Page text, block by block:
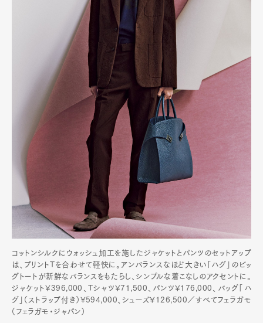
コットンシルクにウォッシュ加工を施したジャケットとパンツのセットアップ
は、プリントTを合わせて軽快に。アンバランスなほど大きい「ハグ」のビッ
グトートが新鮮なバランスをもたらし、シンプルな着こなしのアクセントに。
ジャケット¥396,000、Tシャツ¥71,500、パンツ¥176,000、バッグ「ハ
グ」（ストラップ付き）¥594,000、シューズ¥126,500／すべてフェラガモ
（フェラガモ・ジャパン）